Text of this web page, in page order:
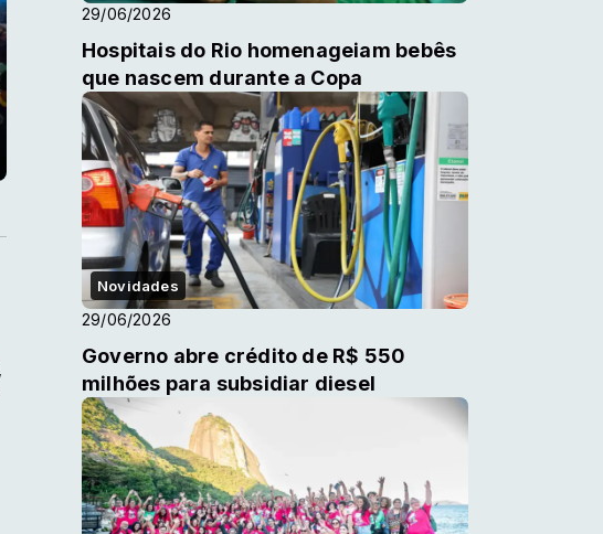
29/06/2026
Hospitais do Rio homenageiam bebês
que nascem durante a Copa
Novidades
29/06/2026
Governo abre crédito de R$ 550
milhões para subsidiar diesel